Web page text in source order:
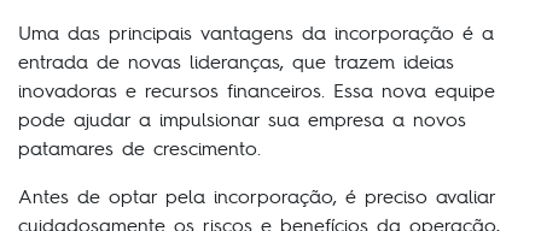
Uma das principais vantagens da incorporação é a
entrada de novas lideranças, que trazem ideias
inovadoras e recursos financeiros. Essa nova equipe
pode ajudar a impulsionar sua empresa a novos
patamares de crescimento.
Antes de optar pela incorporação, é preciso avaliar
cuidadosamente os riscos e benefícios da operação,